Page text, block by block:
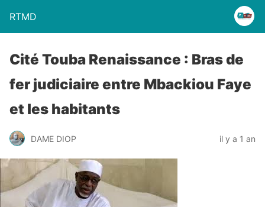
RTMD
Cité Touba Renaissance : Bras de
fer judiciaire entre Mbackiou Faye
et les habitants
DAME DIOP il y a 1 an